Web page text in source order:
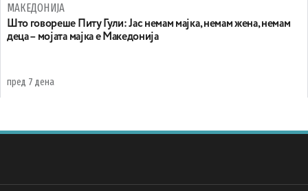
МАКЕДОНИЈА
Што говореше Питу Гули: Јас немам мајка, немам жена, немам
деца – мојата мајка е Македонија
пред 7 дена